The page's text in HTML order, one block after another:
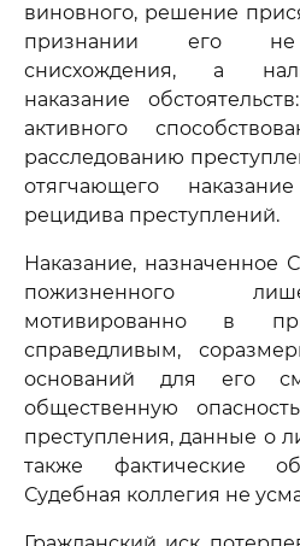
виновного, решение
признании его не
снисхождения, а
наказание
активного
расследованию
отягчающего
рецидива преступлений.
Наказание, назначенное
пожизненного
мотивированно в
справедливым,
оснований для его
общественную
преступления, данные о
также фактические
Судебная коллегия не